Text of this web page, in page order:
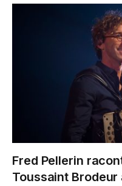
Fred Pellerin
Toussaint Brodeur